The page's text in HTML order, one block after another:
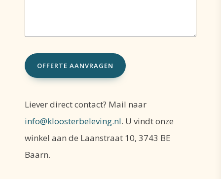
Liever direct contact? Mail naar
info@kloosterbeleving.nl. U vindt onze
winkel aan de Laanstraat 10, 3743 BE
Baarn.